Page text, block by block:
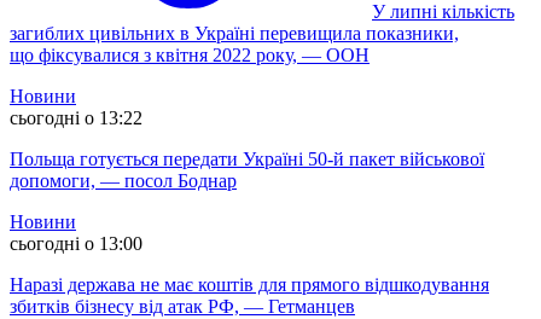
У липні кількість
загиблих цивільних в Україні перевищила показники,
що фіксувалися з квітня 2022 року, — ООН
Новини
сьогодні о 13:22
Польща готується передати Україні 50-й пакет військової
допомоги, — посол Боднар
Новини
сьогодні о 13:00
Наразі держава не має коштів для прямого відшкодування
збитків бізнесу від атак РФ, — Гетманцев